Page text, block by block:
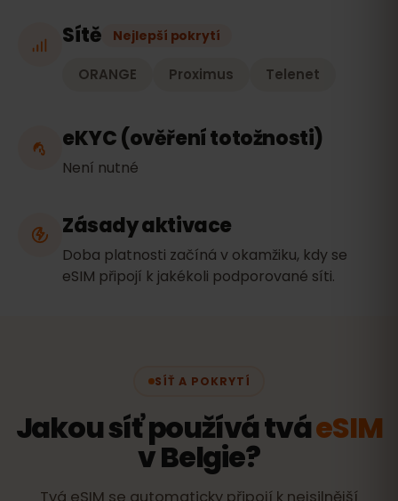
Sítě Nejlepší pokrytí
ORANGE Proximus Telenet
eKYC (ověření totožnosti)
Není nutné
Zásady aktivace
Doba platnosti začíná v okamžiku, kdy se
eSIM připojí k jakékoli podporované síti.
SÍŤ A POKRYTÍ
Jakou síť používá tváeSIM
v Belgie?